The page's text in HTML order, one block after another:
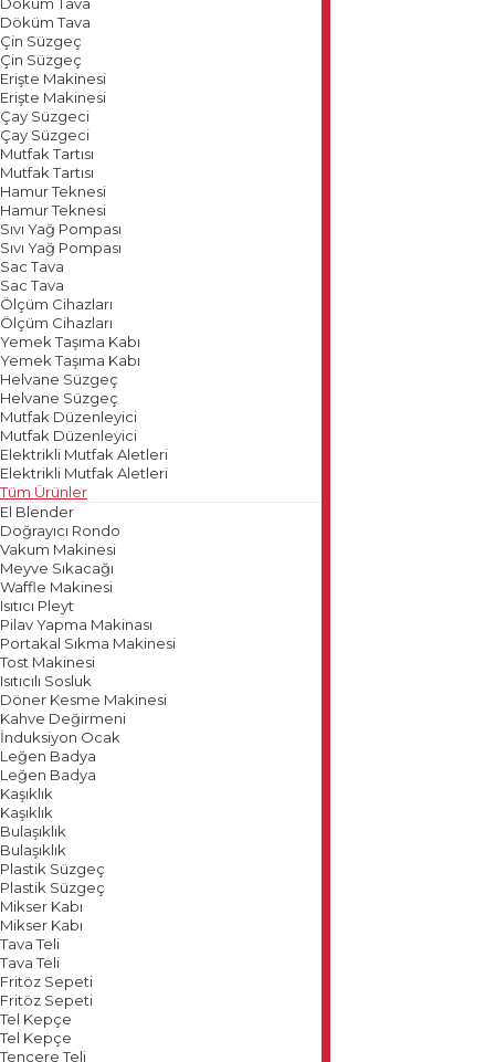
Döküm Tava
Çin Süzgeç
Çin Süzgeç
Erişte Makinesi
Erişte Makinesi
Çay Süzgeci
Çay Süzgeci
Mutfak Tartısı
Mutfak Tartısı
Hamur Teknesi
Hamur Teknesi
Sıvı Yağ Pompası
Sıvı Yağ Pompası
Sac Tava
Sac Tava
Ölçüm Cihazları
Ölçüm Cihazları
Yemek Taşıma Kabı
Yemek Taşıma Kabı
Helvane Süzgeç
Helvane Süzgeç
Mutfak Düzenleyici
Mutfak Düzenleyici
Elektrikli Mutfak Aletleri
Elektrikli Mutfak Aletleri
Tüm Ürünler
El Blender
Doğrayıcı Rondo
Vakum Makinesi
Meyve Sıkacağı
Waffle Makinesi
Isıtıcı Pleyt
Pilav Yapma Makinası
Portakal Sıkma Makinesi
Tost Makinesi
Isıtıcılı Sosluk
Döner Kesme Makinesi
Kahve Değirmeni
İnduksiyon Ocak
Leğen Badya
Leğen Badya
Kaşıklık
Kaşıklık
Bulaşıklık
Bulaşıklık
Plastik Süzgeç
Plastik Süzgeç
Mikser Kabı
Mikser Kabı
Tava Teli
Tava Teli
Fritöz Sepeti
Fritöz Sepeti
Tel Kepçe
Tel Kepçe
Tencere Teli